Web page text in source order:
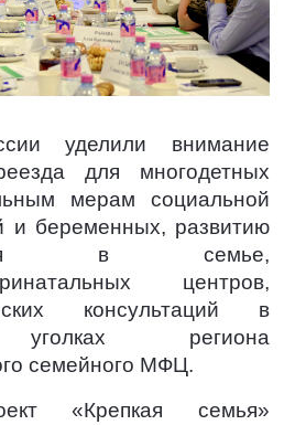
уделили внимание
для многодетных
мерам социальной
и беременных, развитию
в семье,
центров,
консультаций в
уголках региона
семейного МФЦ.
«Крепкая семья»